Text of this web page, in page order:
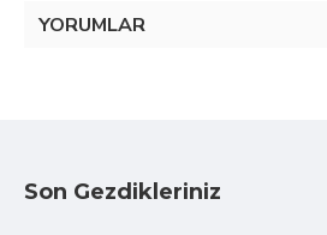
YORUMLAR
Son Gezdikleriniz